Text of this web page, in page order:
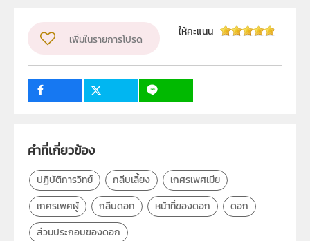
สาขาวิทยาศาสตร์ภาคบังคับ
วิชา
วิทยาศาสตร์ทั่วไป
ระดับชั้น
เพิ่มในรายการโปรด
ให้คะแนน
คำที่เกี่ยวข้อง
ปฏิบัติการวิทย์ กลีบเลี้ยง
เกศรเพศเมีย
เกศรเพศผู้
กลีบดอก หน้าที่ของดอก
ดอก
ส่วนประกอบของดอก